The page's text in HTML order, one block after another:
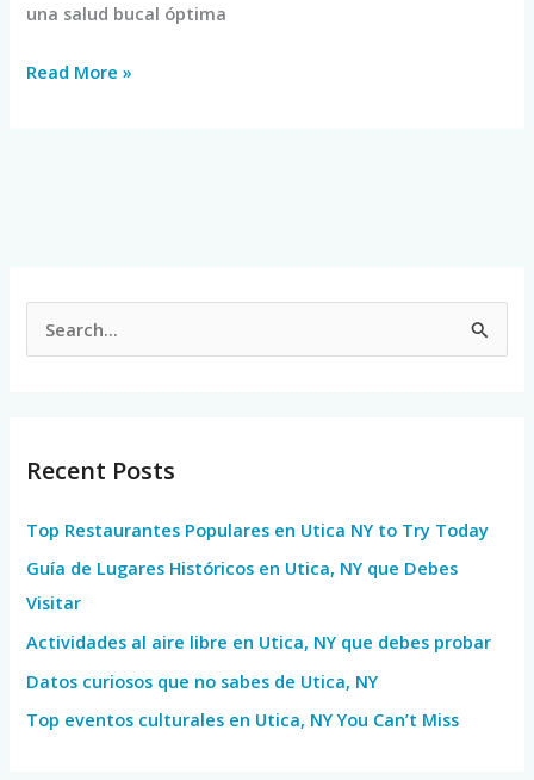
una salud bucal óptima
Read More »
c
f
o
r
:
Recent Posts
Top Restaurantes Populares en Utica NY to Try Today
Guía de Lugares Históricos en Utica, NY que Debes
Visitar
Actividades al aire libre en Utica, NY que debes probar
Datos curiosos que no sabes de Utica, NY
Top eventos culturales en Utica, NY You Can’t Miss